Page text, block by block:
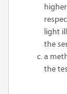
light
the
a
the